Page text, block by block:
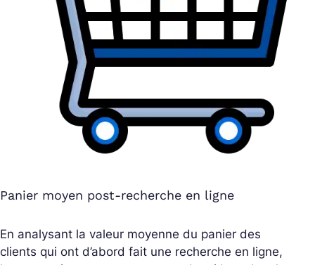
Panier moyen post-recherche en ligne
En analysant la valeur moyenne du panier des
clients qui ont d’abord fait une recherche en ligne,